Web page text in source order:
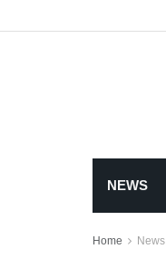
NEWS
Home News